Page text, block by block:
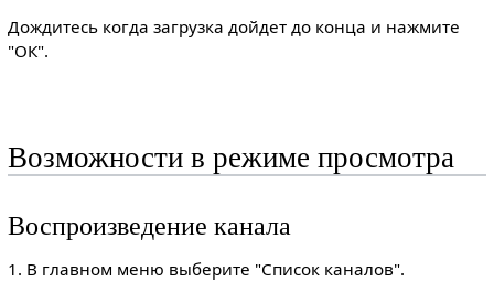
Дождитесь когда загрузка дойдет до конца и нажмите
"ОК".
Возможности в режиме просмотра
Воспроизведение канала
1. В главном меню выберите "Список каналов".